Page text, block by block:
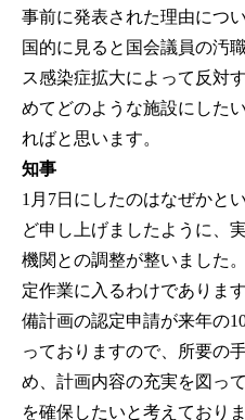
事前に発表された理由につ
国的に見ると国会議員の汚
ス感染症拡大によって反対
めてどのような施設にした
ればと思います。
知事
1月7日にしたのはなぜかと
ど申し上げましたように、
機関との調整が整いました
定作業に入るわけでありま
備計画の認定申請が来年の
っておりますので、所要の
め、計画内容の充実を図っ
を確保したいと考えており